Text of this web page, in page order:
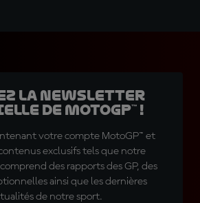
la Newsletter
de MotoGP™ !
votre compte MotoGP™ et
exclusifs tels que notre
des rapports des GP, des
ainsi que les dernières
de notre sport.